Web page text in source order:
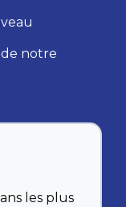
notre
les plus